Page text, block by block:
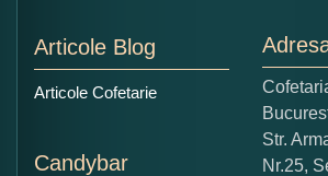
Copiati alaturi numarul din imagine:
Articole Blog
Articole Cofetarie
Candybar
Str.
Nr.25,